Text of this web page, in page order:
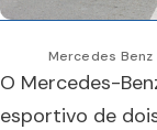
Mercedes
O Mercedes-
esportivo de